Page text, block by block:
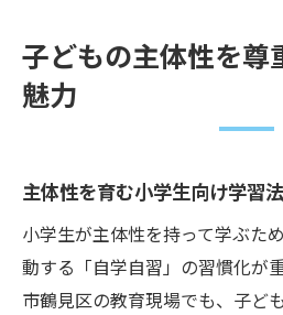
子どもの主体性を尊
魅力
主体性を育む小学生向け学習
小学生が主体性を持って学ぶた
動する「自学自習」の習慣化が
市鶴見区の教育現場でも、子ど